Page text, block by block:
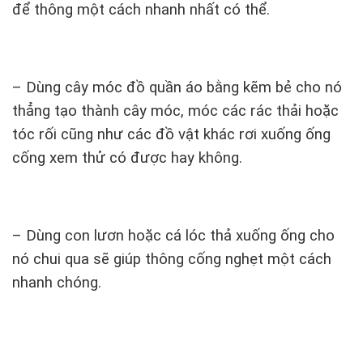
để thông một cách nhanh nhất có thể.
– Dùng cây móc đồ quần áo bằng kẽm bẻ cho nó
thẳng tạo thành cây móc, móc các rác thải hoặc
tóc rối cũng như các đồ vật khác rơi xuống ống
cống xem thử có được hay không.
– Dùng con lươn hoặc cá lóc thả xuống ống cho
nó chui qua sẽ giúp thông cống nghẹt một cách
nhanh chóng.